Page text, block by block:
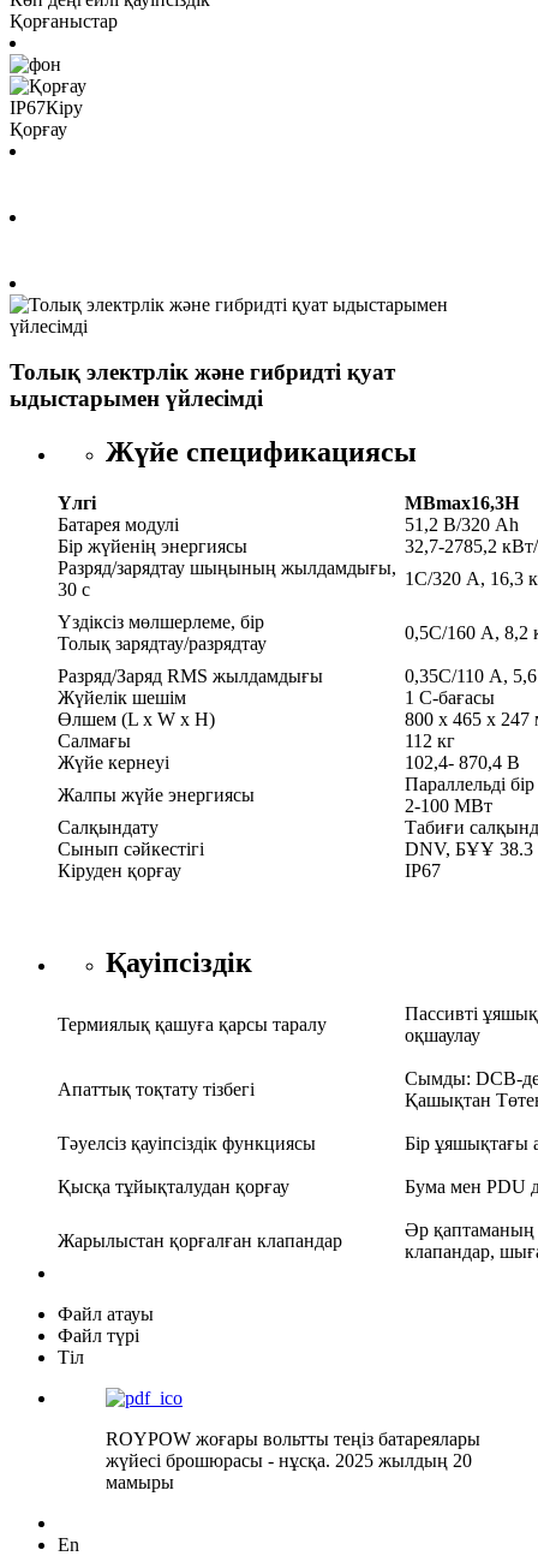
Қорғаныстар
IP67Кіру
Қорғау
Толық электрлік және гибридті қуат
ыдыстарымен үйлесімді
Жүйе спецификациясы
Үлгі
MBmax16,3H
Батарея модулі
51,2 В/320 Ah
Бір жүйенің энергиясы
32,7-2785,2
Разряд/зарядтау шыңының жылдамдығы,
30 с
1С/320 А, 16,3
Үздіксіз мөлшерлеме, бір
Толық зарядтау/разрядтау
0,5С/160 А, 8,2
Разряд/Заряд RMS жылдамдығы
0,35С/110 А,
Жүйелік шешім
1 C-бағасы
Өлшем (L x W x H)
800 x 465 x 247
Салмағы
112 кг
Жүйе кернеуі
102,4- 870,4 В
Жалпы жүйе энергиясы
Параллельді
2-100 МВт
Салқындату
Табиғи
Сынып сәйкестігі
DNV, БҰҰ 38.3
Кіруден қорғау
IP67
Қауіпсіздік
Термиялық қашуға қарсы таралу
Пассивті
оқшаулау
Апаттық тоқтату тізбегі
Сымды: DCB-
Қашықтан
Тәуелсіз қауіпсіздік функциясы Бір ұяшықтағы
Қысқа тұйықталудан қорғау Бума мен PDU
Жарылыстан қорғалған клапандар
Әр қаптаманың
клапандар,
Файл атауы
Файл түрі
Тіл
ROYPOW жоғары вольтты теңіз батареялары
жүйесі брошюрасы - нұсқа. 2025 жылдың 20
мамыры
En